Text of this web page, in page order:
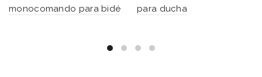
monocomando para bidé
para ducha